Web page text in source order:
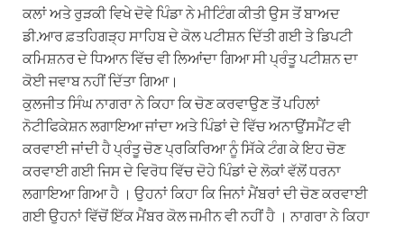
ਕਲਾਂ ਅਤੇ ਰੁੜਕੀ ਵਿਖੇ ਦੋਵੇ ਪਿੰਡਾ ਨੇ ਮੀਟਿੰਗ ਕੀਤੀ ਉਸ ਤੋਂ ਬਾਅਦ
ਡੀ.ਆਰ ਫ਼ਤਹਿਗੜ੍ਹ ਸਾਹਿਬ ਦੇ ਕੋਲ ਪਟੀਸ਼ਨ ਦਿੱਤੀ ਗਈ ਤੇ ਡਿਪਟੀ
ਕਮਿਸ਼ਨਰ ਦੇ ਧਿਆਨ ਵਿੱਚ ਵੀ ਲਿਆਂਦਾ ਗਿਆ ਸੀ ਪ੍ਰੰਤੂ ਪਟੀਸ਼ਨ ਦਾ
ਕੋਈ ਜਵਾਬ ਨਹੀਂ ਦਿੱਤਾ ਗਿਆ।
ਕੁਲਜੀਤ ਸਿੰਘ ਨਾਗਰਾ ਨੇ ਕਿਹਾ ਕਿ ਚੋਣ ਕਰਵਾਉਣ ਤੋਂ ਪਹਿਲਾਂ
ਨੋਟੀਫਿਕੇਸ਼ਨ ਲਗਾਇਆ ਜਾਂਦਾ ਅਤੇ ਪਿੰਡਾਂ ਦੇ ਵਿੱਚ ਅਨਾਉਂਸਮੈਂਟ ਵੀ
ਕਰਵਾਈ ਜਾਂਦੀ ਹੈ ਪ੍ਰੰਤੂ ਚੋਣ ਪ੍ਰਕਿਰਿਆ ਨੂੰ ਸਿੱਕੇ ਟੰਗ ਕੇ ਇਹ ਚੋਣ
ਕਰਵਾਈ ਗਈ ਜਿਸ ਦੇ ਵਿਰੋਧ ਵਿੱਚ ਦੋਹੇ ਪਿੰਡਾਂ ਦੇ ਲੋਕਾਂ ਵੱਲੋਂ ਧਰਨਾ
ਲਗਾਇਆ ਗਿਆ ਹੈ । ਉਹਨਾਂ ਕਿਹਾ ਕਿ ਜਿਨਾਂ ਮੈਂਬਰਾਂ ਦੀ ਚੋਣ ਕਰਵਾਈ
ਗਈ ਉਹਨਾਂ ਵਿੱਚੋਂ ਇੱਕ ਮੈਂਬਰ ਕੋਲ ਜਮੀਨ ਵੀ ਨਹੀਂ ਹੈ । ਨਾਗਰਾ ਨੇ ਕਿਹਾ